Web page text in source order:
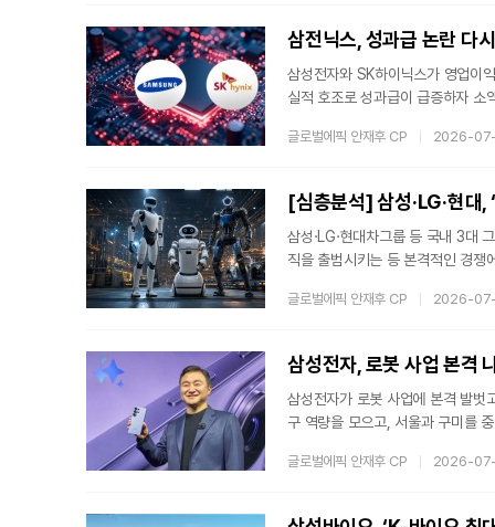
속화될 것으로 보인다.기존 대비
삼전닉스, 성과급 논란 다
삼성전자와 SK하이닉스가 영업이
실적 호조로 성과급이 급증하자 소
간 본격 분쟁으로 확대되고 있다.
지를 요구했다. 첫째, 성과급이 임
글로벌에픽 안재후 CP 2026-
[심층분석] 삼성·LG·현대,
삼성·LG·현대차그룹 등 국내 3대
직을 출범시키는 등 본격적인 경쟁에 나선 것이다. 조직형태와 속도는 다르
것이다. 피지컬 AI 시대가 도래하
e)사업추진실'을 신설했다. 지금까
글로벌에픽 안재후 CP 2026-
삼성전자, 로봇 사업 본격
삼성전자가 로봇 사업에 본격 발벗
구 역량을 모으고, 서울과 구미를
로봇이 삼성의 새로운 성장동력으
설하는 RX사업추진실은 로봇 관
글로벌에픽 안재후 CP 2026-